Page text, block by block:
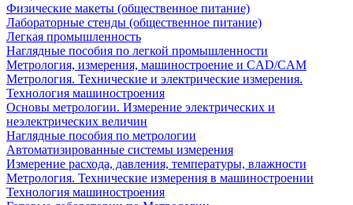
Физические макеты (общественное питание)
Лабораторные стенды (общественное питание)
Легкая промышленность
Наглядные пособия по легкой промышленности
Метрология, измерения, машиностроение и CAD/CAM
Метрология. Технические и электрические измерения.
Технология машиностроения
Основы метрологии. Измерение электрических и
неэлектрических величин
Наглядные пособия по метрологии
Автоматизированные системы измерения
Измерение расхода, давления, температуры, влажности
Метрология. Технические измерения в машиностроении
Технология машиностроения